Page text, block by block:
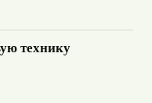
технику